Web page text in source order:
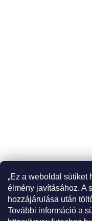
„Ez a weboldal sütiket
élmény javításához. A
hozzájárulása után
További információ a